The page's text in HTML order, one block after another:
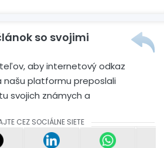
so svojimi
aby internetový odkaz
platformu preposlali
svojich známych a
CEZ SOCIÁLNE SIETE